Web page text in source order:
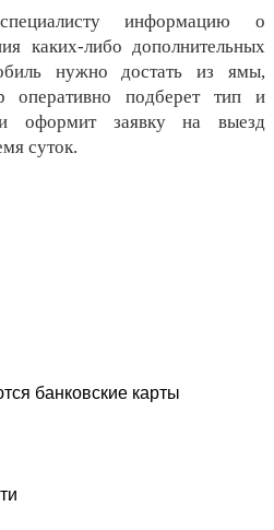
информацию о
каких-либо дополнительных
нужно достать из ямы,
оперативно подберет тип и
оформит заявку на выезд
суток.
банковские карты